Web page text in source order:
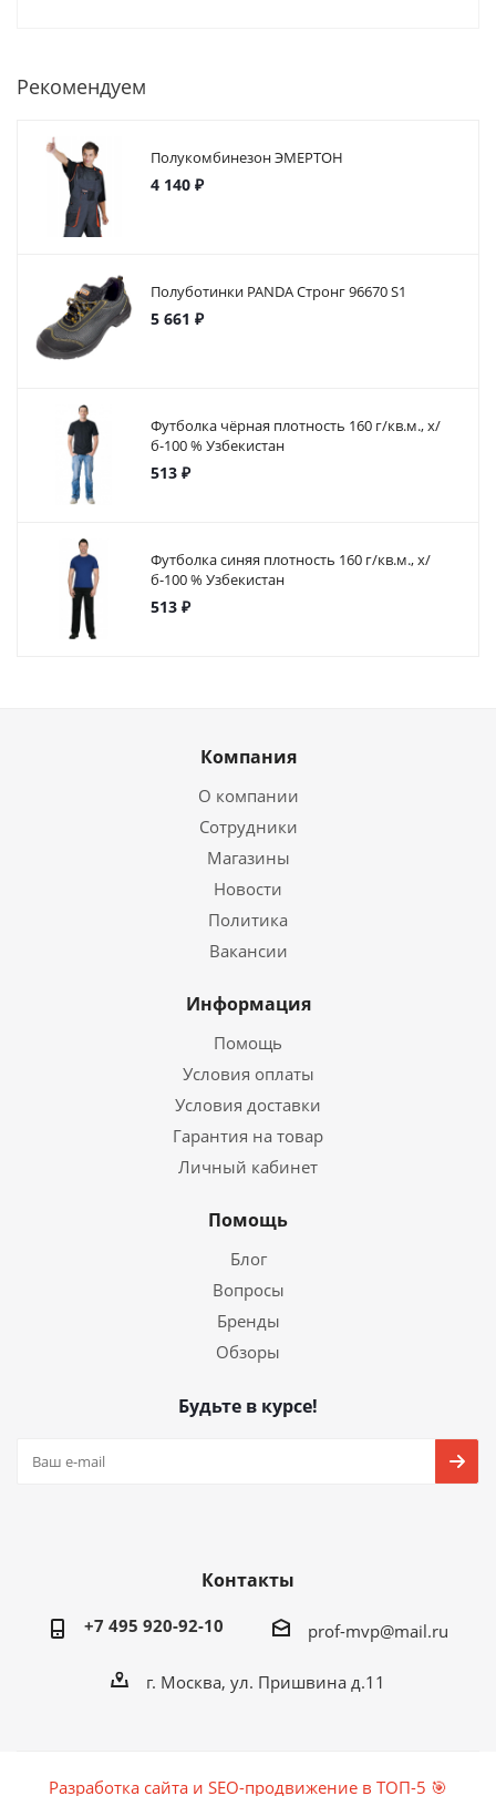
Рекомендуем
Полукомбинезон ЭМЕРТОН
4 140 ₽
Полуботинки PANDA Стронг 96670 S1
5 661 ₽
Футболка чёрная плотность 160 г/кв.м., х/
б-100 % Узбекистан
513 ₽
Футболка синяя плотность 160 г/кв.м., х/
б-100 % Узбекистан
513 ₽
Компания
О компании
Сотрудники
Магазины
Новости
Политика
Вакансии
Информация
Помощь
Условия оплаты
Условия доставки
Гарантия на товар
Личный кабинет
Помощь
Блог
Вопросы
Бренды
Обзоры
Будьте в курсе!
Контакты
+7 495 920-92-10 prof-mvp@mail.ru
г. Москва, ул. Пришвина д.11
Разработка сайта и SEO-продвижение в ТОП-5 🎯